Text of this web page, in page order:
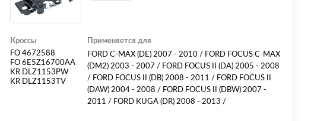
Кроссы
FO 4672588
FO 6E5Z16700AA
KR DLZ1153PW
KR DLZ1153TV
Применяется для
FORD C-MAX (DE) 2007 - 2010 / FORD FOCUS C-MAX
(DM2) 2003 - 2007 / FORD FOCUS II (DA) 2005 - 2008
/ FORD FOCUS II (DB) 2008 - 2011 / FORD FOCUS II
(DAW) 2004 - 2008 / FORD FOCUS II (DBW) 2007 -
2011 / FORD KUGA (DR) 2008 - 2013 /